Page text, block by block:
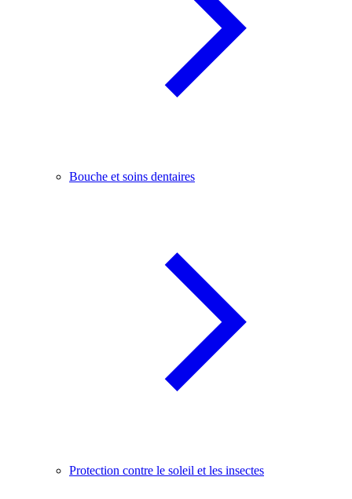
Bouche et soins dentaires
Protection contre le soleil et les insectes